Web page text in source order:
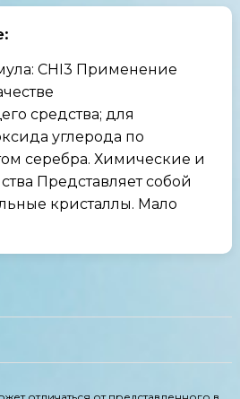
CHI3 Применение
средства; для
углерода по
серебра. Химические и
Представляет собой
кристаллы. Мало